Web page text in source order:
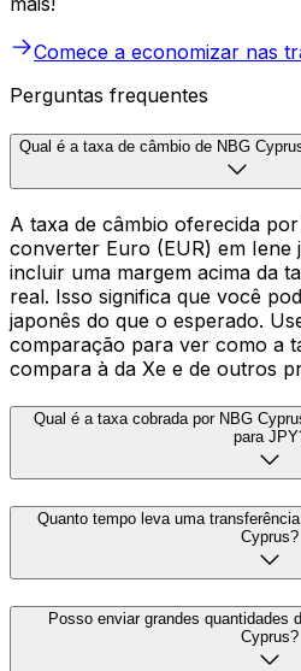
Comece a economizar nas
Perguntas frequentes
Qual é a taxa de câmbio de NBG
A taxa de câmbio oferecida
converter Euro (EUR) em Iene
incluir uma margem acima da
real. Isso significa que você
japonês do que o esperado.
comparação para ver como a
compara à da Xe e de outros
Qual é a taxa cobrada por NBG
para
Quanto tempo leva uma
Cyprus?
Posso enviar grandes quantidades
Cyprus?